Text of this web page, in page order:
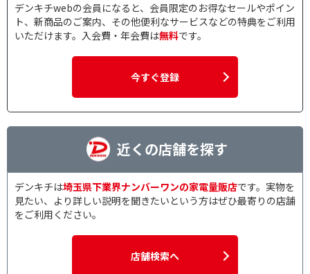
デンキチwebの会員になると、会員限定のお得なセールやポイン
ト、新商品のご案内、その他便利なサービスなどの特典をご利用
いただけます。入会費・年会費は無料です。
今すぐ登録
近くの店舗を探す
デンキチは埼玉県下業界ナンバーワンの家電量販店です。実物を
見たい、より詳しい説明を聞きたいという方はぜひ最寄りの店舗
をご利用ください。
店舗検索へ